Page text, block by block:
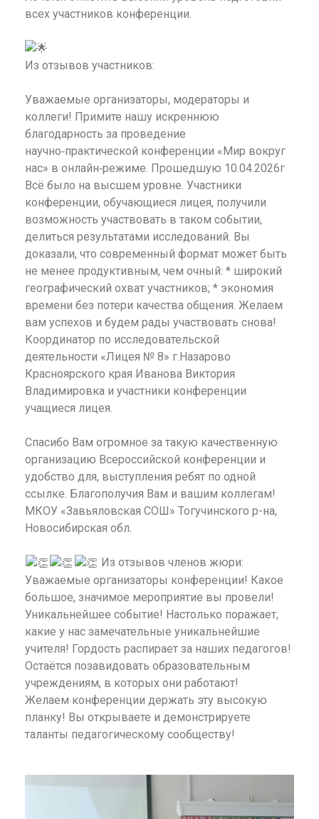
всех участников конференции.
Из отзывов участников:
Уважаемые организаторы, модераторы и
коллеги! Примите нашу искреннюю
благодарность за проведение
научно‑практической конференции «Мир вокруг
нас» в онлайн‑режиме. Прошедшую 10.04.2026г
Всё было на высшем уровне. Участники
конференции, обучающиеся лицея, получили
возможность участвовать в таком событии,
делиться результатами исследований. Вы
доказали, что современный формат может быть
не менее продуктивным, чем очный: * широкий
географический охват участников; * экономия
времени без потери качества общения. Желаем
вам успехов и будем рады участвовать снова!
Координатор по исследовательской
деятельности «Лицея № 8» г.Назарово
Красноярского края Иванова Виктория
Владимировка и участники конференции
учащиеся лицея.
Спасибо Вам огромное за такую качественную
организацию Всероссийской конференции и
удобство для, выступления ребят по одной
ссылке. Благополучия Вам и вашим коллегам!
МКОУ «Завьяловская СОШ» Тогучинского р-на,
Новосибирская обл.
Из отзывов членов жюри:
Уважаемые организаторы конференции! Какое
большое, значимое мероприятие вы провели!
Уникальнейшее событие! Настолько поражает,
какие у нас замечательные уникальнейшие
учителя! Гордость распирает за наших педагогов!
Остаётся позавидовать образовательным
учреждениям, в которых они работают!
Желаем конференции держать эту высокую
планку! Вы открываете и демонстрируете
таланты педагогическому сообществу!